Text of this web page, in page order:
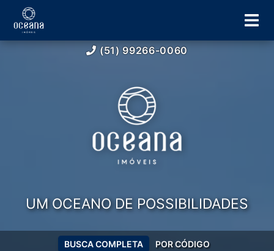
(51) 99266-0060
UM OCEANO DE POSSIBILIDADES
BUSCA COMPLETA POR CÓDIGO